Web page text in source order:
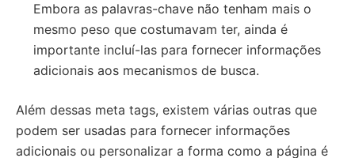
Embora as palavras-chave não tenham mais o
mesmo peso que costumavam ter, ainda é
importante incluí-las para fornecer informações
adicionais aos mecanismos de busca.
Além dessas meta tags, existem várias outras que
podem ser usadas para fornecer informações
adicionais ou personalizar a forma como a página é